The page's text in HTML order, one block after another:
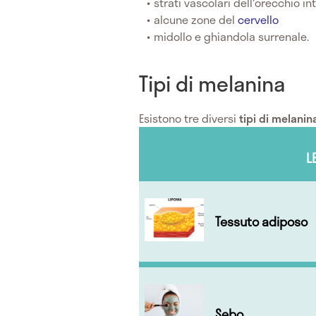
alcune zone delcervello
midollo e ghiandola surrenale.
Tipi di melanina
Esistono tre diversi tipi di
Tessuto adiposo